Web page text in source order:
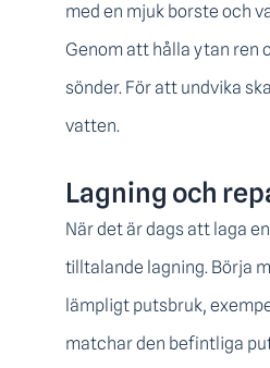
med en mjuk borste och
Genom att hålla ytan ren
sönder. För att undvika
vatten.
Lagning och
När det är dags att laga
tilltalande lagning. Börja
lämpligt putsbruk,
matchar den befintliga